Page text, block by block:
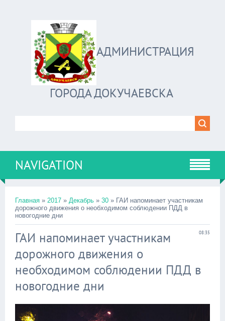
АДМИНИСТРАЦИЯ
ГОРОДА ДОКУЧАЕВСКА
NAVIGATION
Главная » 2017 » Декабрь » 30 » ГАИ напоминает участникам
дорожного движения о необходимом соблюдении ПДД в
новогодние дни
08:35
ГАИ напоминает участникам
дорожного движения о
необходимом соблюдении ПДД в
новогодние дни